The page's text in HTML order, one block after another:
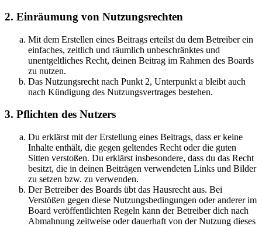
2. Einräumung von Nutzungsrechten
Mit dem Erstellen eines Beitrags erteilst du dem Betreiber ein
einfaches, zeitlich und räumlich unbeschränktes und
unentgeltliches Recht, deinen Beitrag im Rahmen des Boards
zu nutzen.
Das Nutzungsrecht nach Punkt 2, Unterpunkt a bleibt auch
nach Kündigung des Nutzungsvertrages bestehen.
3. Pflichten des Nutzers
Du erklärst mit der Erstellung eines Beitrags, dass er keine
Inhalte enthält, die gegen geltendes Recht oder die guten
Sitten verstoßen. Du erklärst insbesondere, dass du das Recht
besitzt, die in deinen Beiträgen verwendeten Links und Bilder
zu setzen bzw. zu verwenden.
Der Betreiber des Boards übt das Hausrecht aus. Bei
Verstößen gegen diese Nutzungsbedingungen oder anderer im
Board veröffentlichten Regeln kann der Betreiber dich nach
Abmahnung zeitweise oder dauerhaft von der Nutzung dieses